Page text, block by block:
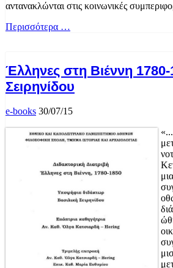
αντανακλώνται στις κοινωνικές
Περισσότερα …
Έλληνες στη Βιέννη
Σειρηνίδου
e-books 30/07/15